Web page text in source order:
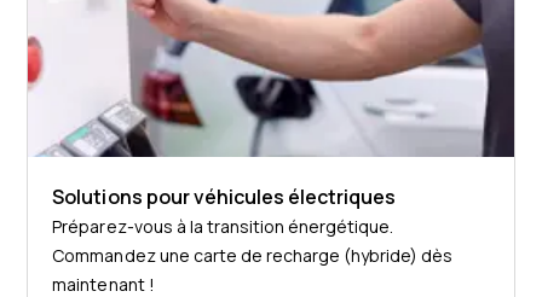
Solutions pour véhicules électriques
Préparez-vous à la transition énergétique.
Commandez une carte de recharge (hybride) dès
maintenant !